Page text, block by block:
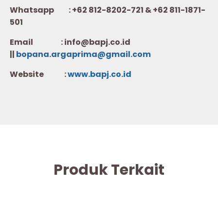
Whatsapp :+62 812-8202-721 & +62 811-1871-
501
Email : info@bapj.co.id
|| bopana.argaprima@gmail.com
Website :www.bapj.co.id
Produk Terkait